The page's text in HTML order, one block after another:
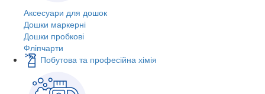
Аксесуари для дошок
Дошки маркерні
Дошки пробкові
Фліпчарти
Побутова та професійна хімія